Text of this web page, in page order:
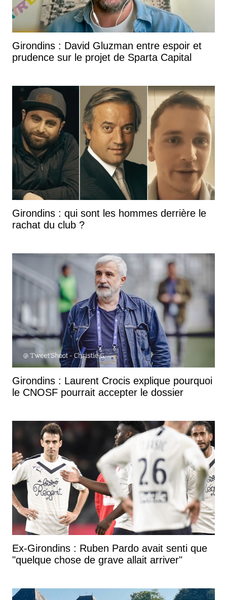
Girondins : David Gluzman entre espoir et
prudence sur le projet de Sparta Capital
Girondins : qui sont les hommes derrière le
rachat du club ?
Girondins : Laurent Crocis explique pourquoi
le CNOSF pourrait accepter le dossier
Ex-Girondins : Ruben Pardo avait senti que
"quelque chose de grave allait arriver"